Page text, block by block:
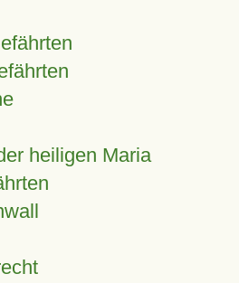
heiligen Maria